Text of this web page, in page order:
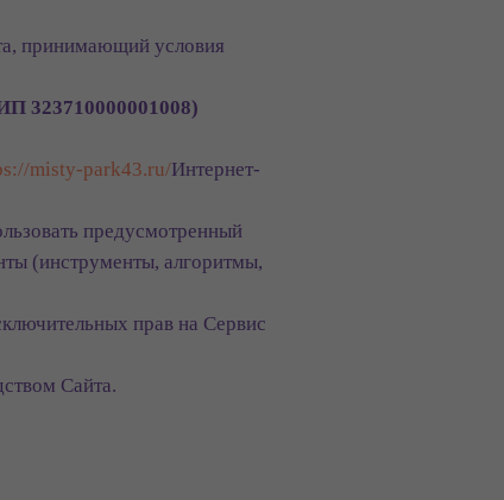
принимающий условия
323710000001008)
misty-park43.ru/Интернет-
предусмотренный
(инструменты, алгоритмы,
прав на Сервис
Сайта.